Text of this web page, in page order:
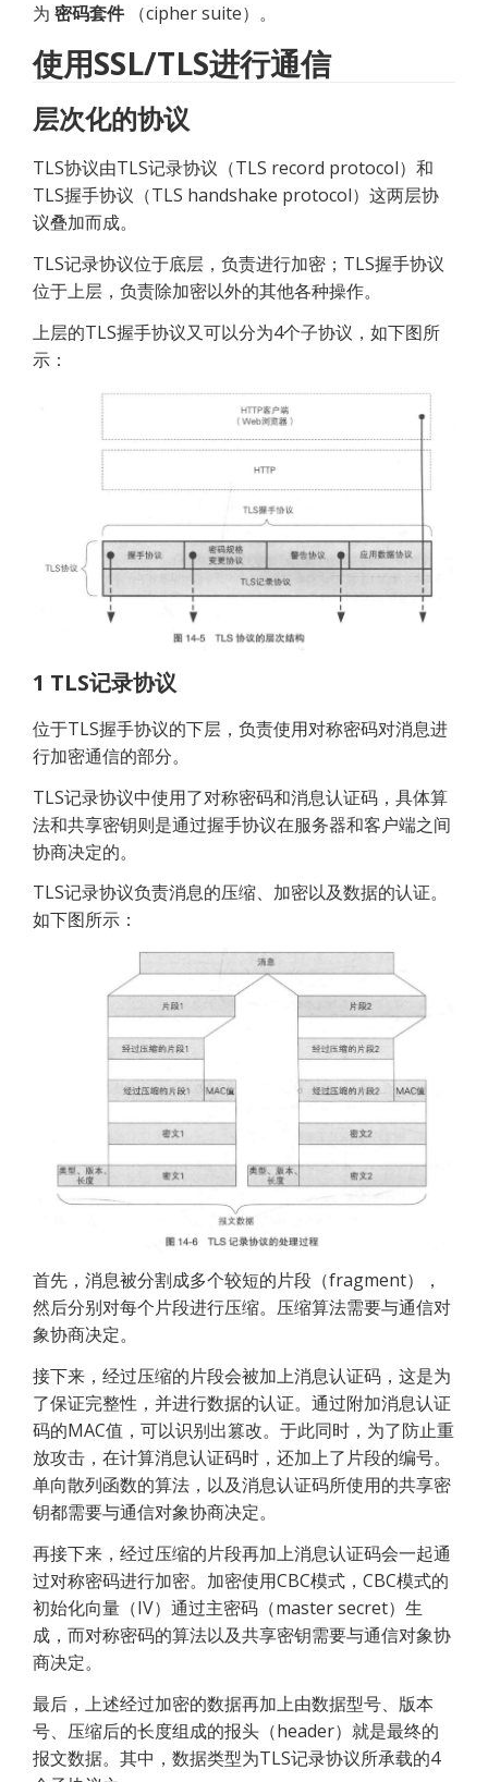
为 密码套件 （cipher suite）。
使用SSL/TLS进行通信
层次化的协议
TLS协议由TLS记录协议（TLS record protocol）和
TLS握手协议（TLS handshake protocol）这两层协
议叠加而成。
TLS记录协议位于底层，负责进行加密；TLS握手协议
位于上层，负责除加密以外的其他各种操作。
上层的TLS握手协议又可以分为4个子协议，如下图所
示：
1 TLS记录协议
位于TLS握手协议的下层，负责使用对称密码对消息进
行加密通信的部分。
TLS记录协议中使用了对称密码和消息认证码，具体算
法和共享密钥则是通过握手协议在服务器和客户端之间
协商决定的。
TLS记录协议负责消息的压缩、加密以及数据的认证。
如下图所示：
首先，消息被分割成多个较短的片段（fragment），
然后分别对每个片段进行压缩。压缩算法需要与通信对
象协商决定。
接下来，经过压缩的片段会被加上消息认证码，这是为
了保证完整性，并进行数据的认证。通过附加消息认证
码的MAC值，可以识别出篡改。于此同时，为了防止重
放攻击，在计算消息认证码时，还加上了片段的编号。
单向散列函数的算法，以及消息认证码所使用的共享密
钥都需要与通信对象协商决定。
再接下来，经过压缩的片段再加上消息认证码会一起通
过对称密码进行加密。加密使用CBC模式，CBC模式的
初始化向量（IV）通过主密码（master secret）生
成，而对称密码的算法以及共享密钥需要与通信对象协
商决定。
最后，上述经过加密的数据再加上由数据型号、版本
号、压缩后的长度组成的报头（header）就是最终的
报文数据。其中，数据类型为TLS记录协议所承载的4